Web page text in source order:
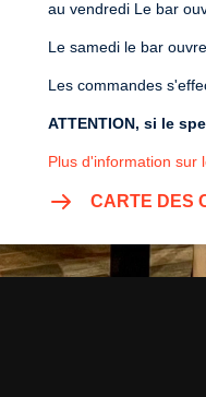
au vendredi Le bar
Le samedi le bar
Les commandes
ATTENTION, si le
Plus d'information sur
CARTE DES